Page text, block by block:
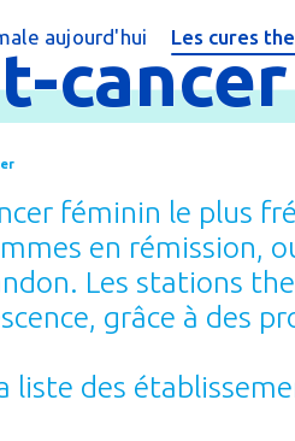
aujourd'hui
thermale ?
le magazine
Les cures
Cures
?
féminin le plus
en rémission,
Les stations
grâce à des
liste des